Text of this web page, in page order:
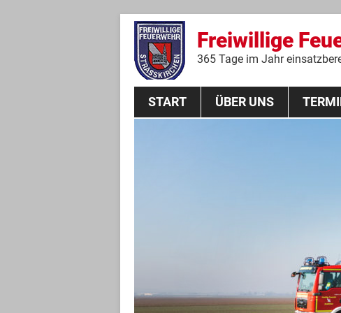
Freiwillige
365 Tage im Jahr
START ÜBER UNS
THL